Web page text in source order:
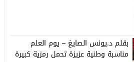
بقلم د.يونس الصايغ – يوم العلم
مناسبة وطنية عزيزة تحمل رمزية كبيرة